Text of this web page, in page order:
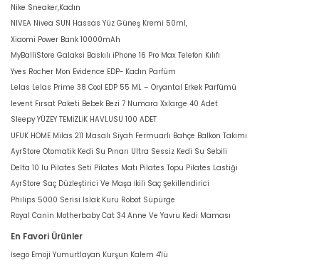
Nike Sneaker,Kadın
NIVEA Nivea SUN Hassas Yüz Güneş Kremi 50ml,
Xiaomi Power Bank 10000mAh
MyBalliStore Galaksi Baskılı iPhone 16 Pro Max Telefon Kılıfı
Yves Rocher Mon Evidence EDP- Kadın Parfüm
Lelas Lelas Prime 38 Cool EDP 55 ML – Oryantal Erkek Parfümü
levent Fırsat Paketi Bebek Bezi 7 Numara Xxlarge 40 Adet
Sleepy YÜZEY TEMİZLİK HAVLUSU 100 ADET
UFUK HOME Milas 211 Masalı Siyah Fermuarlı Bahçe Balkon Takımı
AyrStore Otomatik Kedi Su Pınarı Ultra Sessiz Kedi Su Sebili
Delta 10 lu Pilates Seti Pilates Matı Pilates Topu Pilates Lastiği
AyrStore Saç Düzleştirici Ve Maşa İkili Saç Şekillendirici
Philips 5000 Serisi Islak Kuru Robot Süpürge
Royal Canin Motherbaby Cat 34 Anne Ve Yavru Kedi Maması
En Favori Ürünler
İsego Emoji Yumurtlayan Kurşun Kalem 4'lü